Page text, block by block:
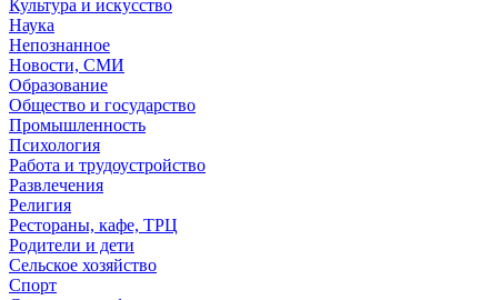
Культура и искусство
Наука
Непознанное
Новости, СМИ
Образование
Общество и государство
Промышленность
Психология
Работа и трудоустройство
Развлечения
Религия
Рестораны, кафе, ТРЦ
Родители и дети
Сельское хозяйство
Спорт